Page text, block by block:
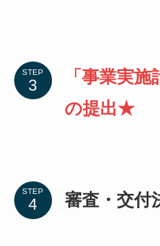
STEP
「事業実施
の提出★
STEP 審査・交付